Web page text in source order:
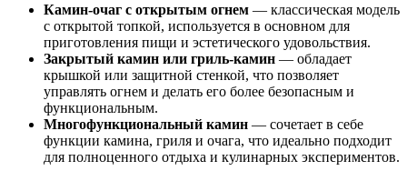
Камин-очаг с открытым огнем — классическая модель
с открытой топкой, используется в основном для
приготовления пищи и эстетического удовольствия.
Закрытый камин или гриль-камин — обладает
крышкой или защитной стенкой, что позволяет
управлять огнем и делать его более безопасным и
функциональным.
Многофункциональный камин — сочетает в себе
функции камина, гриля и очага, что идеально подходит
для полноценного отдыха и кулинарных экспериментов.